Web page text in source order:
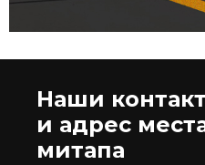
Наши
и адрес
митапа